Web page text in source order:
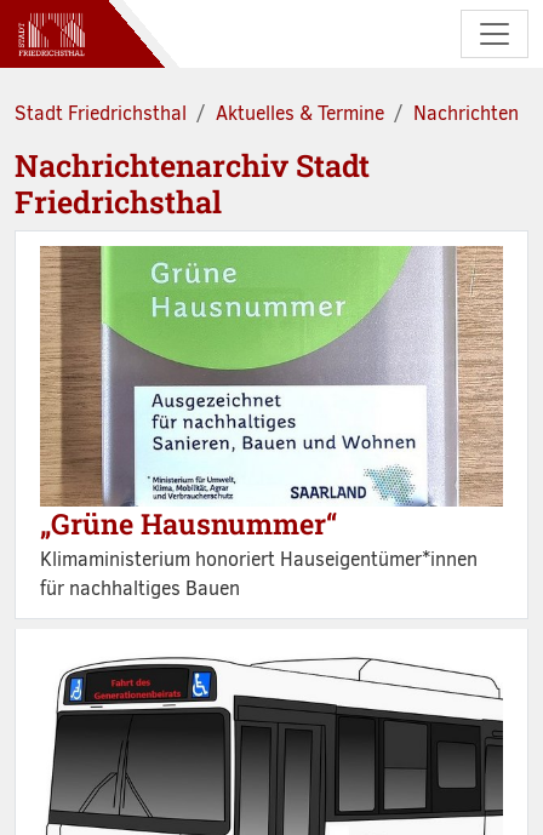
Zum Hauptinhalt springen
Stadt Friedrichsthal Aktuelles & Termine Nachrichten
Nachrichtenarchiv Stadt
Friedrichsthal
„Grüne Hausnummer“
Klimaministerium honoriert Hauseigentümer*innen
für nachhaltiges Bauen